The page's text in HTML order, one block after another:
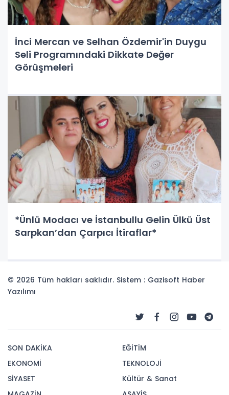
İnci Mercan ve Selhan Özdemir'in Duygu
Seli Programındaki Dikkate Değer
Görüşmeleri
*Ünlü Modacı ve İstanbullu Gelin Ülkü Üst
Sarpkan’dan Çarpıcı İtiraflar*
© 2026 Tüm hakları saklıdır. Sistem : Gazisoft Haber
Yazılımı
SON DAKİKA
EKONOMİ
SİYASET
EĞİTİM
TEKNOLOJİ
Kültür & Sanat